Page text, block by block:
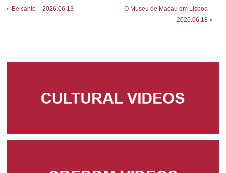
« Belcanto – 2026.06.13
O Museu de Macau em Lisboa –
2026.06.18»